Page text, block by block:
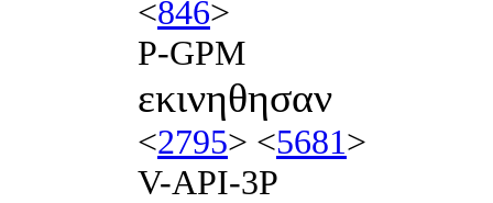
<846>
P-GPM
εκινηθησαν
<2795> <5681>
V-API-3P